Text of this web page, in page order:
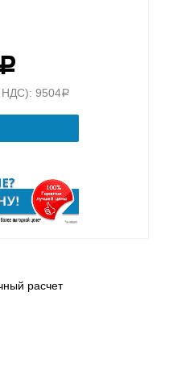
Р
НДС): 9504Р
расчет